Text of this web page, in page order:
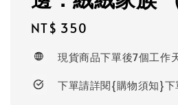
Regular
NT$ 350
現貨商品下單後7個工作
下單請詳閱{購物須知}下